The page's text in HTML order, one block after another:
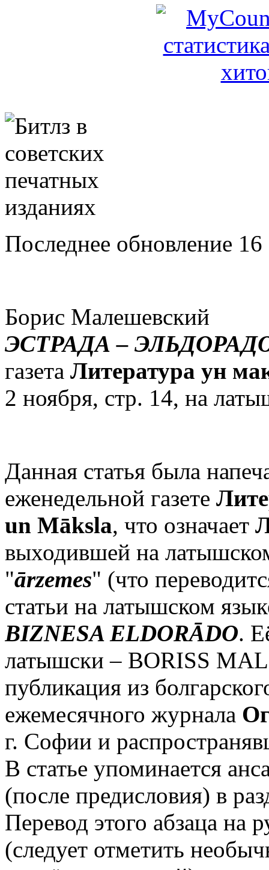
Последнее обновление 16
Борис Малешевский
ЭСТРАДА –
газета Литература ун
2 ноября, стр. 14, на
Данная статья была
еженедельной газете
un Māksla, что означает
выходившей на
"ārzemes" (что
статьи на латышском
BIZNESA ELDORĀDO.
латышски – BORISS
публикация из
ежемесячного журнала
г. Софии и
В статье упоминается
(после предисловия) в
Перевод этого абзаца на
(следует отметить